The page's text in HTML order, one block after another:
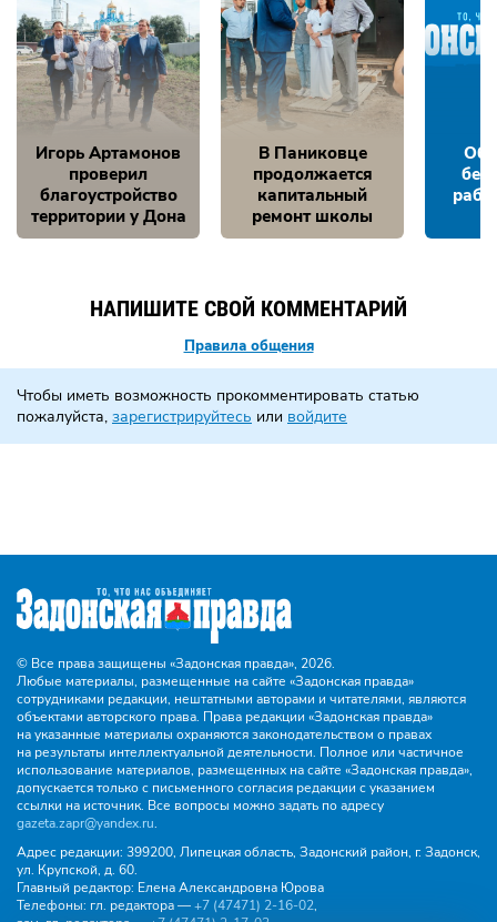
Игорь Артамонов
проверил
благоустройство
территории у Дона
В Паниковце
продолжается
капитальный
ремонт школы
НАПИШИТЕ СВОЙ КОММЕНТАРИЙ
Правила общения
Чтобы иметь возможность прокомментировать статью
пожалуйста, зарегистрируйтесь или войдите
© Все права защищены «Задонская правда», 2026.
Любые материалы, размещенные на сайте «Задонская правда»
сотрудниками редакции, нештатными авторами и читателями, являются
объектами авторского права. Права редакции «Задонская правда»
на указанные материалы охраняются законодательством о правах
на результаты интеллектуальной деятельности. Полное или частичное
использование материалов, размещенных на сайте «Задонская правда»,
допускается только с письменного согласия редакции с указанием
ссылки на источник. Все вопросы можно задать по адресу
gazeta.zapr@yandex.ru.
Адрес редакции: 399200, Липецкая область, Задонский район, г. Задонск,
ул. Крупской, д. 60.
Главный редактор: Елена Александровна Юрова
Телефоны: гл. редактора —+7 (47471) 2‑16‑02,